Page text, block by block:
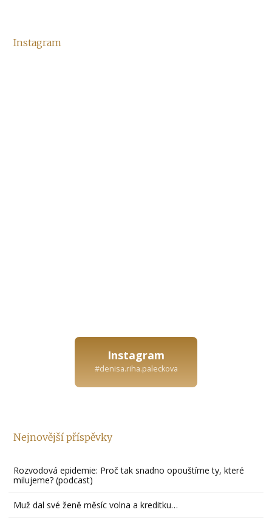
Instagram
Instagram
#denisa.riha.paleckova
Nejnovější příspěvky
Rozvodová epidemie: Proč tak snadno opouštíme ty, které
milujeme? (podcast)
Muž dal své ženě měsíc volna a kreditku…